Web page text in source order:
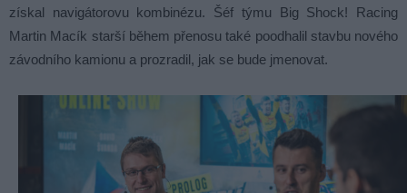
získal navigátorovu kombinézu. Šéf týmu Big Shock! Racing
Martin Macík starší během přenosu také poodhalil stavbu nového
závodního kamionu a prozradil, jak se bude jmenovat.